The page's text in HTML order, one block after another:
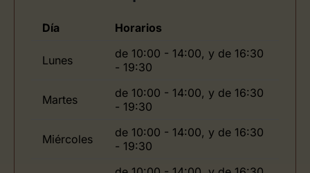
Día Horarios
Lunes
de 10:00 - 14:00, y de 16:30
- 19:30
Martes
de 10:00 - 14:00, y de 16:30
- 19:30
Miércoles
de 10:00 - 14:00, y de 16:30
- 19:30